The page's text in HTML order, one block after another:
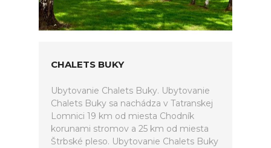
CHALETS BUKY
Ubytovanie Chalets Buky. Ubytovanie
Chalets Buky sa nachádza v Tatranskej
Lomnici 19 km od miesta Chodník
korunami stromov a 25 km od miesta
Štrbské pleso. Ubytovanie Chalets Buky